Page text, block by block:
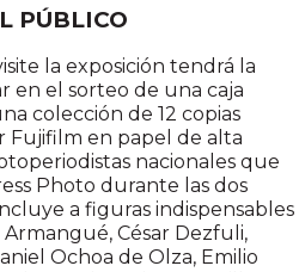
PÚBLICO
la exposición tendrá la
en el sorteo de una caja
colección de 12 copias
Fujifilm en papel de alta
nacionales que
Photo durante las dos
a figuras indispensables
César Dezfuli,
Ochoa de Olza, Emilio